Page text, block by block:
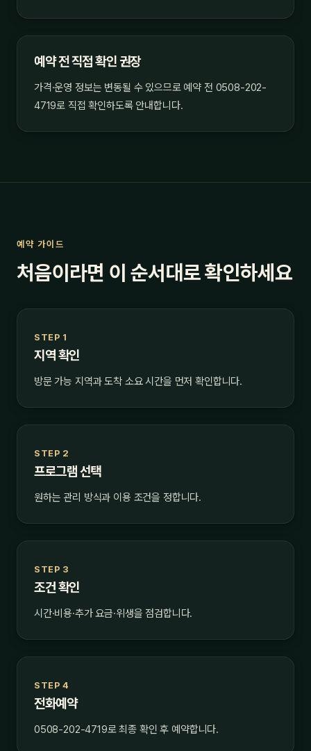
예약 전 직접 확인 권장
가격·운영 정보는 변동될 수 있으므로 예약 전 0508-202-
4719로 직접 확인하도록 안내합니다.
예약 가이드
처음이라면 이 순서대로 확인하세요
STEP 1
지역 확인
방문 가능 지역과 도착 소요 시간을 먼저 확인합니다.
STEP 2
프로그램 선택
원하는 관리 방식과 이용 조건을 정합니다.
STEP 3
조건 확인
시간·비용·추가 요금·위생을 점검합니다.
STEP 4
전화예약
0508-202-4719로 최종 확인 후 예약합니다.